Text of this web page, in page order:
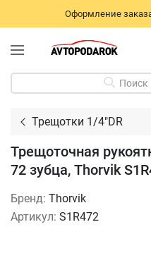
Оформление
Поиск
Трещотки 1/4"DR
Трещоточная
72 зубца, Thorvik
Бренд: Thorvik
Артикул: S1R472